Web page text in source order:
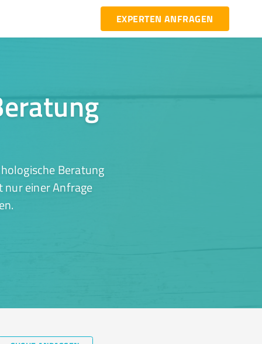
EXPERTEN ANFRAGEN
Beratung
nur einer Anfrage